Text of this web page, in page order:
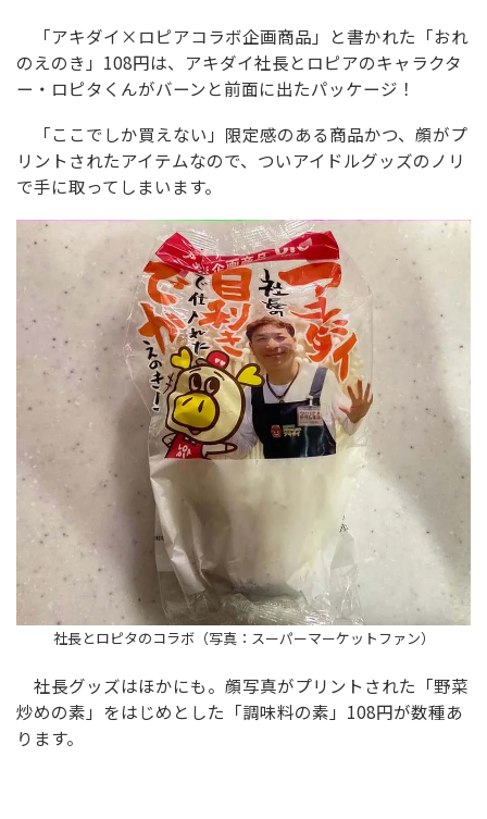
「アキダイ×ロピアコラボ企画商品」と書かれた「おれ
のえのき」108円は、アキダイ社長とロピアのキャラクタ
ー・ロピタくんがバーンと前面に出たパッケージ！
「ここでしか買えない」限定感のある商品かつ、顔がプ
リントされたアイテムなので、ついアイドルグッズのノリ
で手に取ってしまいます。
社長とロピタのコラボ（写真：スーパーマーケットファン）
社長グッズはほかにも。顔写真がプリントされた「野菜
炒めの素」をはじめとした「調味料の素」108円が数種あ
ります。